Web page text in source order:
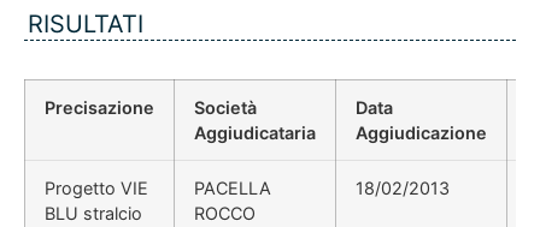
RISULTATI
Precisazione
Società
Aggiudicataria
Data
Aggiudicazione
Progetto VIE
BLU stralcio
PACELLA
ROCCO
18/02/2013